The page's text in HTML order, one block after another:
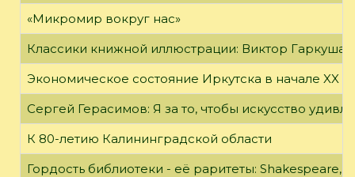
«Микромир вокруг нас»
Классики книжной иллюстрации: Виктор Гаркуша
Экономическое состояние Иркутска в начале XX
Сергей Герасимов: Я за то, чтобы искусство
К 80-летию Калининградской области
Гордость библиотеки - её раритеты: Shakespeare,